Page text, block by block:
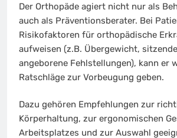
Der Orthopäde agiert nicht nur als
auch als Präventionsberater. Bei
Risikofaktoren für orthopädische
aufweisen (z.B. Übergewicht,
angeborene Fehlstellungen), kann er
Ratschläge zur Vorbeugung geben.
Dazu gehören Empfehlungen zur
Körperhaltung, zur ergonomischen
Arbeitsplatzes und zur Auswahl